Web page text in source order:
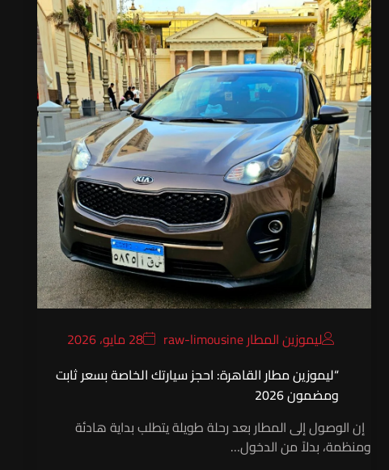
ليموزين المطار raw-limousine
28 مايو، 2026
“ليموزين مطار القاهرة: احجز سيارتك الخاصة بسعر ثابت
ومضمون 2026
إن الوصول إلى المطار بعد رحلة طويلة يتطلب بداية هادئة
ومنظمة، بدلاً من الدخول…